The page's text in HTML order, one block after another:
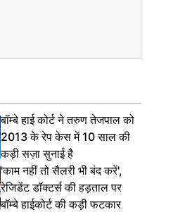
बॉम्बे हाई कोर्ट ने तरुण तेजपाल को
2013 के रेप केस में 10 साल की
कड़ी सज़ा सुनाई है
'काम नहीं तो सैलरी भी बंद करें',
रेजिडेंट डॉक्टर्स की हड़ताल पर
बॉम्बे हाईकोर्ट की कड़ी फटकार